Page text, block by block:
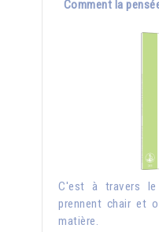
Comment la
C'est à travers
prennent chair et
matière.